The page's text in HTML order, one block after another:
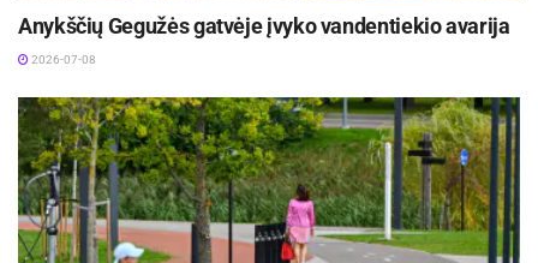
Anykščių Gegužės gatvėje įvyko vandentiekio avarija
2026-07-08